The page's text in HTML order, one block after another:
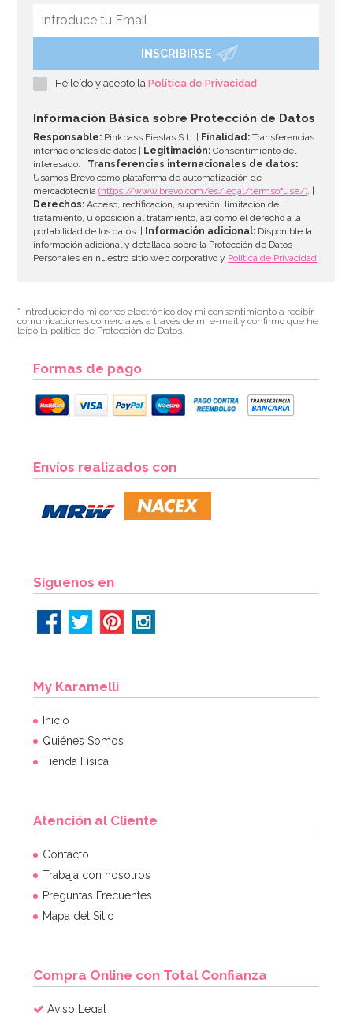
Juego de 12 servilletas Feliz Cumpleaños
AÑADIR
1,99€
INSCRIBIRSE
He leído y acepto laPolítica de Privacidad
Información Básica sobre Protección de Datos
Responsable: Pinkbass Fiestas S.L. | Finalidad: Transferencias
internacionales de datos |
Legitimación: Consentimiento del
interesado. | Transferencias internacionales de datos:
Usamos Brevo como plataforma de automatización de
mercadotecnia(https://www.brevo.com/es/legal/termsofuse/). |
Derechos: Acceso, rectificación, supresión, limitación de
tratamiento, u oposición al tratamiento, así como el derecho a la
portabilidad de los datos. |
Información adicional: Disponible la
información adicional y detallada sobre la Protección de Datos
Personales en nuestro sitio web corporativo y Política de Privacidad.
* Introduciendo mi correo electrónico doy mi consentimiento a recibir
comunicaciones comerciales a través de mi e-mail y confirmo que he
leído la política de Protección de Datos.
Formas de pago
Envíos realizados con
Síguenos en
My Karamelli
Inicio
Quiénes Somos
Tienda Física
Atención al Cliente
Contacto
Trabaja con nosotros
Preguntas Frecuentes
Mapa del Sitio
Compra Online con Total Confianza
Aviso Legal